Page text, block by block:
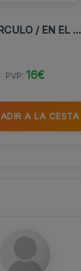
/ EN EL ...
PVP: 16€
A LA CESTA